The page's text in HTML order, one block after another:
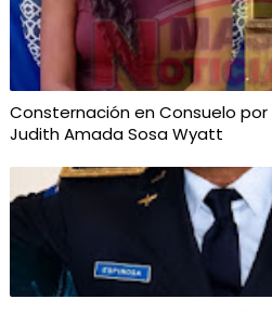
Consternación en Consuelo
Judith Amada Sosa Wyatt